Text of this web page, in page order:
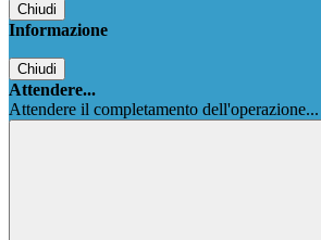
Chiudi
Informazione
Chiudi
Attendere...
Attendere il completamento dell'operazione...